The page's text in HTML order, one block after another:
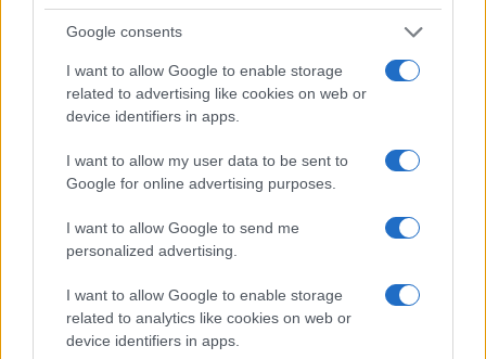
Google consents
I want to allow Google to enable storage
related to advertising like cookies on web or
device identifiers in apps.
I want to allow my user data to be sent to
Google for online advertising purposes.
I want to allow Google to send me
personalized advertising.
I want to allow Google to enable storage
related to analytics like cookies on web or
device identifiers in apps.
Mežica
Ključne besede: e-skiro
policija
prometna nesreča
tatvina zaseg vozila
Več iz kraja Mežica